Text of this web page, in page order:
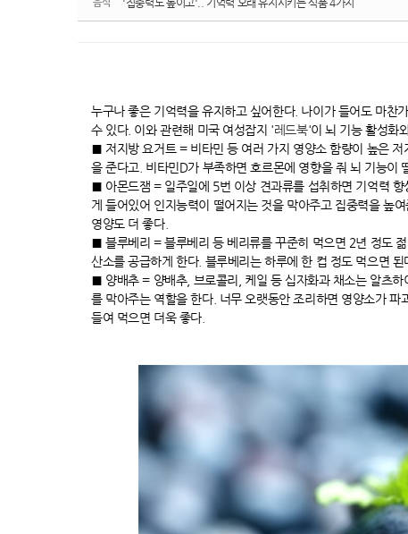
'집중력도 높이고'.. 기억력 오래 유지시키는 식품 4가지
누구나 좋은 기억력을 유지하고 싶어한다. 나이가 들어도 마찬
수 있다. 이와 관련해 미국 여성잡지 '레드북'이 뇌 기능 활성화
■ 저지방 요거트 = 비타민 등 여러 가지 영양소 함량이 높은
을 준다고. 비타민D가 부족하면 호르몬에 영향을 줘 뇌 기능이
■ 아몬드잼 = 일주일에 5번 이상 견과류를 섭취하면 기억력
게 들어있어 인지능력이 떨어지는 것을 막아주고 집중력을 높
영양도 더 좋다.
■ 블루베리 = 블루베리 등 베리류를 꾸준히 먹으면 2년 정도
산소를 공급하게 한다. 블루베리는 하루에 한 컵 정도 먹으면 된
■ 양배추 = 양배추, 브로콜리, 케일 등 십자화과 채소는 알츠
를 막아주는 역할을 한다. 너무 오랫동안 조리하면 영양소가
들여 먹으면 더욱 좋다.